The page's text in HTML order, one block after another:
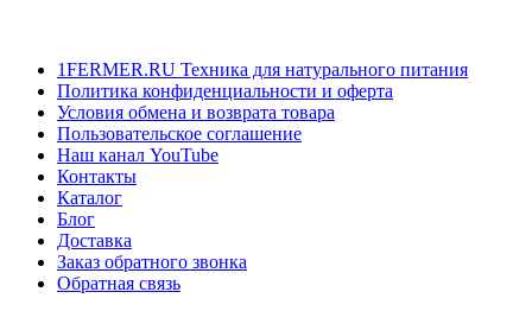
1FERMER.RU Техника для натурального питания
Политика конфиденциальности и оферта
Условия обмена и возврата товара
Пользовательское соглашение
Наш канал YouTube
Контакты
Каталог
Блог
Доставка
Заказ обратного звонка
Обратная связь